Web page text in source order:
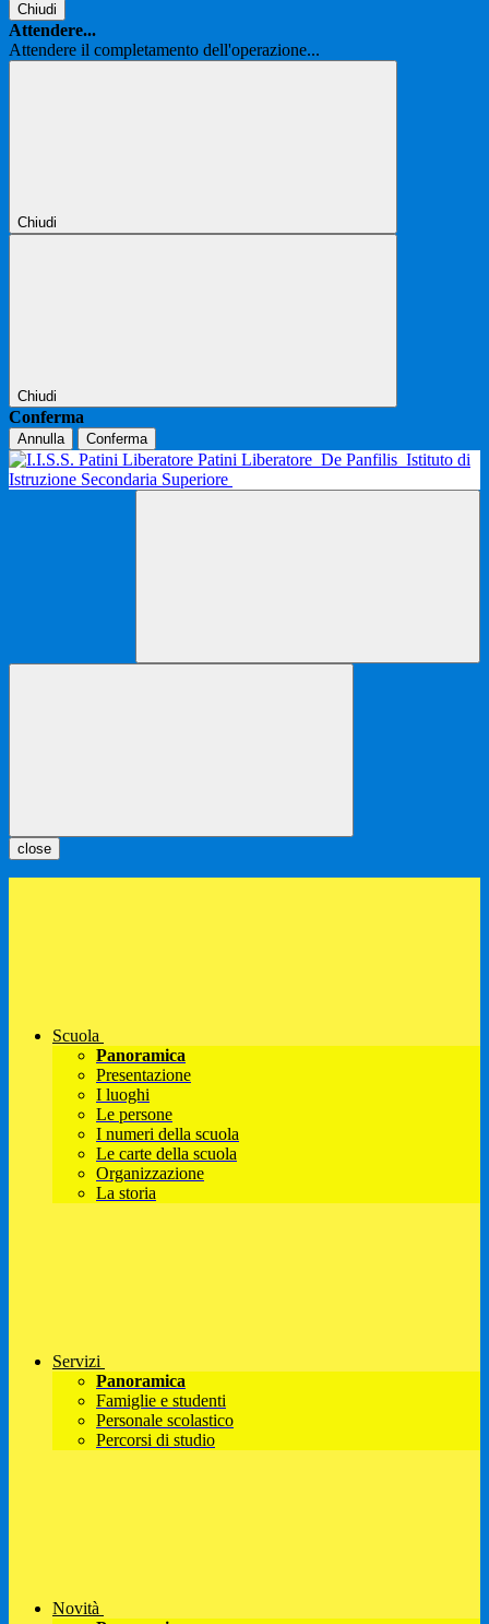
Chiudi
Attendere...
Attendere il completamento dell'operazione...
Chiudi
Chiudi
Conferma
Annulla Conferma
Patini Liberatore De Panfilis Istituto di
Istruzione Secondaria Superiore
close
Scuola
Panoramica
Presentazione
I luoghi
Le persone
I numeri della scuola
Le carte della scuola
Organizzazione
La storia
Servizi
Panoramica
Famiglie e studenti
Personale scolastico
Percorsi di studio
Novità